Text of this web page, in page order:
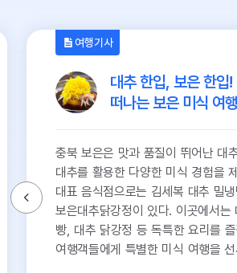
여행기사
대추 한입, 보은 한입
떠나는 보은 미식 여행
충북 보은은 맛과 품질이 뛰어난 대
대추를 활용한 다양한 미식 경험을
대표 음식점으로는 김세복 대추 밀
보은대추닭강정이 있다. 이곳에서는
빵, 대추 닭강정 등 독특한 요리를
여행객들에게 특별한 미식 여행을